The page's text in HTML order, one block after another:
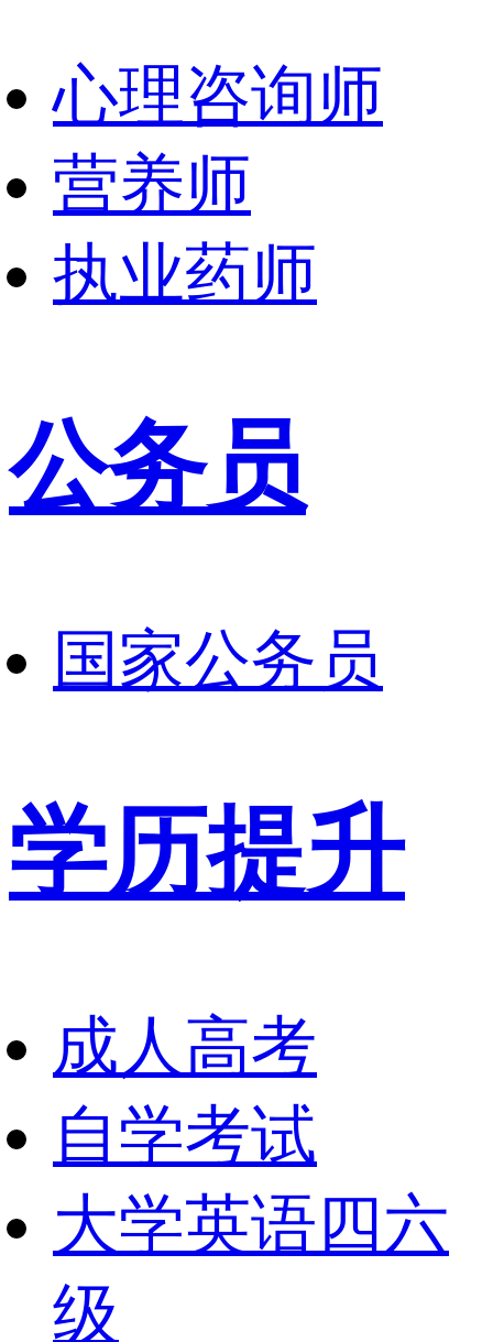
心理咨询师
营养师
执业药师
公务员
国家公务员
学历提升
成人高考
自学考试
大学英语四六
级